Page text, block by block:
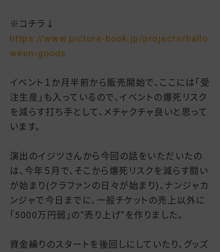
※コチラ↓
https://www.picture-book.jp/projects/hallo
ween-goods
イベント１か月半前から販売開始で、ここには「受
注生産」も入っているので、イベントの爆死リスク
を減らす打ち手として、メチャクチャ良いと思って
います。
演出のイジツさんから今回の話をいただいたの
は、今年５月で、そこから爆死リスクを減らす闘い
が始まり(クラファンの日々が始まり)、ナンジャカ
ンジャで今日までに、一般チケットの売上以外に
「5000万円弱」の“売り上げ”を作りました。
資金繰りのスタートを後回しにしていたり、グッズ